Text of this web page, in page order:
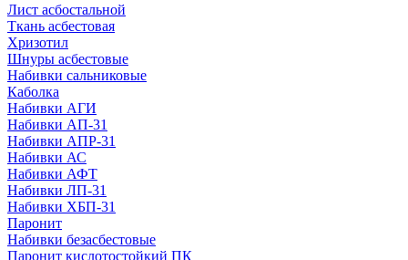
Лист асбостальной
Ткань асбестовая
Хризотил
Шнуры асбестовые
Набивки сальниковые
Каболка
Набивки АГИ
Набивки АП-31
Набивки АПР-31
Набивки АС
Набивки АФТ
Набивки ЛП-31
Набивки ХБП-31
Паронит
Набивки безасбестовые
Паронит кислотостойкий ПК